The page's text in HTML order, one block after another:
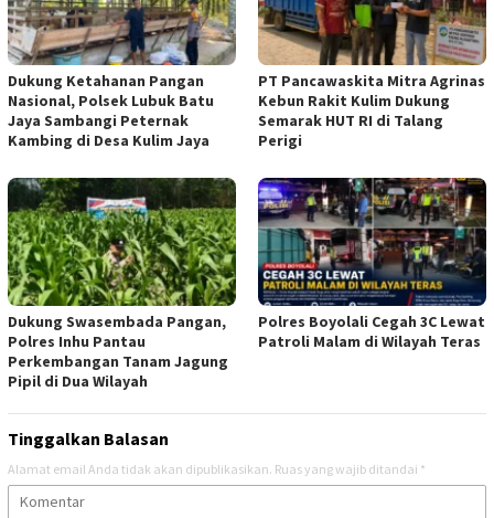
Dukung Ketahanan Pangan
Nasional, Polsek Lubuk Batu
Jaya Sambangi Peternak
Kambing di Desa Kulim Jaya
‎PT Pancawaskita Mitra Agrinas
Kebun Rakit Kulim Dukung
Semarak HUT RI di Talang
Perigi
Dukung Swasembada Pangan,
Polres Inhu Pantau
Perkembangan Tanam Jagung
Pipil di Dua Wilayah
Polres Boyolali Cegah 3C Lewat
Patroli Malam di Wilayah Teras
Tinggalkan Balasan
Alamat email Anda tidak akan dipublikasikan. Ruas yang wajib ditandai *